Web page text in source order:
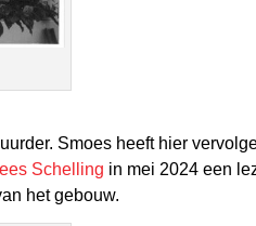
Smoes heeft hier
Schelling in mei 2024 een
het gebouw.